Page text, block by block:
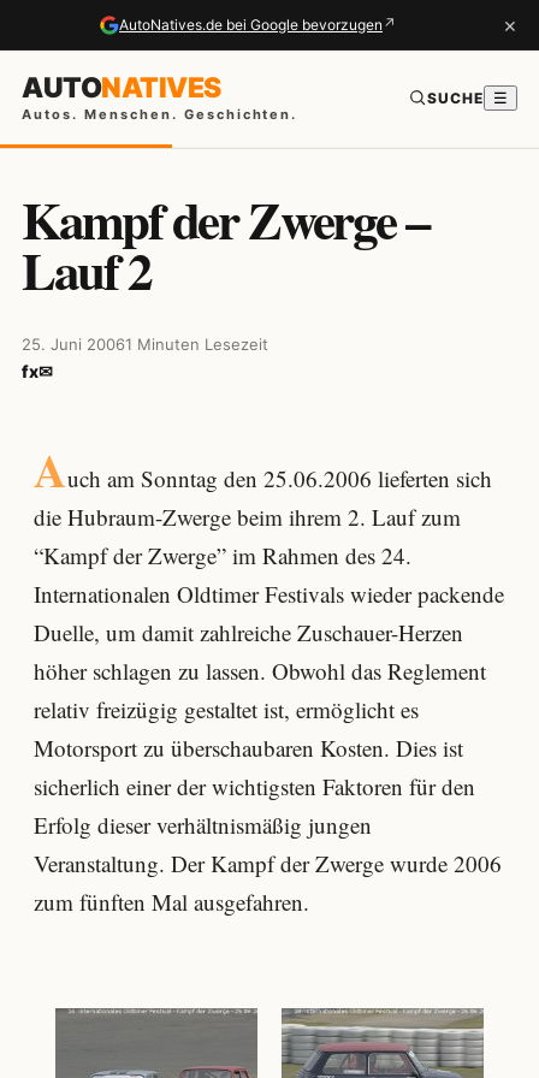
AutoNatives.de bei Google bevorzugen ↗ ×
AUTONATIVES
Autos. Menschen. Geschichten.
SUCHE ☰
Kampf der Zwerge –
Lauf 2
25. Juni 20061 Minuten Lesezeit
fx✉
Auch am Sonntag den 25.06.2006 lieferten sich
die Hubraum-Zwerge beim ihrem 2. Lauf zum
“Kampf der Zwerge” im Rahmen des 24.
Internationalen Oldtimer Festivals wieder packende
Duelle, um damit zahlreiche Zuschauer-Herzen
höher schlagen zu lassen. Obwohl das Reglement
relativ freizügig gestaltet ist, ermöglicht es
Motorsport zu überschaubaren Kosten. Dies ist
sicherlich einer der wichtigsten Faktoren für den
Erfolg dieser verhältnismäßig jungen
Veranstaltung. Der Kampf der Zwerge wurde 2006
zum fünften Mal ausgefahren.